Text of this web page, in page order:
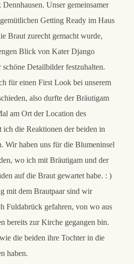
Unser gemeinsamer
Getting Ready im Haus
Braut zurecht gemacht wurde,
Blick von Kater Django
schöne Detailbilder festzuhalten.
für einen First Look bei unserem
also durfte der Bräutigam
am Ort der Location des
ich die Reaktionen der beiden in
Wir haben uns für die Blumeninsel
wo ich mit Bräutigam und der
auf die Braut gewartet habe. : )
mit dem Brautpaar sind wir
Fuldabrück gefahren, von wo aus
bereits zur Kirche gegangen bin.
die beiden ihre Tochter in die
haben.